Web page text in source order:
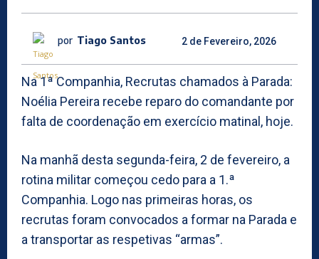
por Tiago Santos 2 de Fevereiro, 2026
Na 1ª Companhia, Recrutas chamados à Parada:
Noélia Pereira recebe reparo do comandante por
falta de coordenação em exercício matinal, hoje.
Na manhã desta segunda-feira, 2 de fevereiro, a
rotina militar começou cedo para a 1.ª
Companhia. Logo nas primeiras horas, os
recrutas foram convocados a formar na Parada e
a transportar as respetivas “armas”.